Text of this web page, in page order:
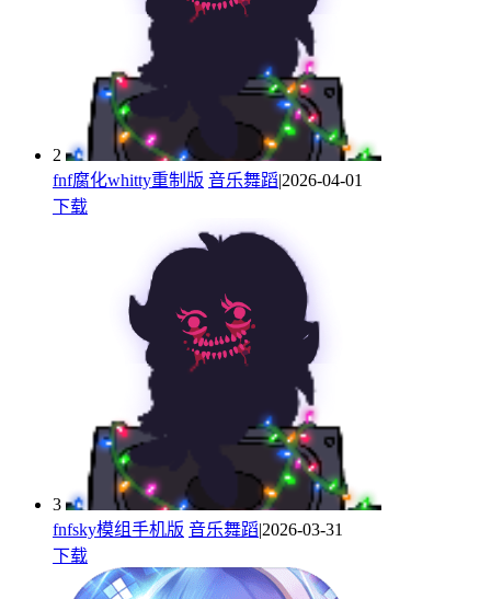
2
fnf腐化whitty重制版 音乐舞蹈|2026-04-01
下载
3
fnfsky模组手机版 音乐舞蹈|2026-03-31
下载